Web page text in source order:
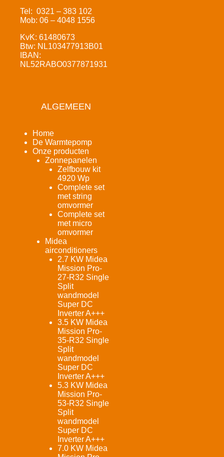
Tel: 0321 – 383 102
Mob: 06 – 4048 1556
KvK: 61480673
Btw: NL103477913B01
IBAN:
NL52RABO0377871931
ALGEMEEN
Home
De Warmtepomp
Onze producten
Zonnepanelen
Zelfbouw kit
4920 Wp
Complete set
met string
omvormer
Complete set
met micro
omvormer
Midea
airconditioners
2.7 KW Midea
Mission Pro-
27-R32 Single
Split
wandmodel
Super DC
Inverter A+++
3.5 KW Midea
Mission Pro-
35-R32 Single
Split
wandmodel
Super DC
Inverter A+++
5.3 KW Midea
Mission Pro-
53-R32 Single
Split
wandmodel
Super DC
Inverter A+++
7.0 KW Midea